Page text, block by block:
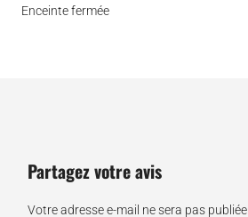
Enceinte fermée
Partagez votre avis
Votre adresse e-mail ne sera pas publiée.